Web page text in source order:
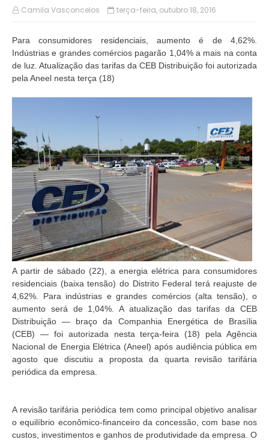
Camila Vasconcelos terça-feira, outubro 18, 2016
Para consumidores residenciais, aumento é de 4,62%.
Indústrias e grandes comércios pagarão 1,04% a mais na conta
de luz. Atualização das tarifas da CEB Distribuição foi autorizada
pela Aneel nesta terça (18)
A partir de sábado (22), a energia elétrica para consumidores
residenciais (baixa tensão) do Distrito Federal terá reajuste de
4,62%. Para indústrias e grandes comércios (alta tensão), o
aumento será de 1,04%. A atualização das tarifas da CEB
Distribuição — braço da Companhia Energética de Brasília
(CEB) — foi autorizada nesta terça-feira (18) pela Agência
Nacional de Energia Elétrica (Aneel) após audiência pública em
agosto que discutiu a proposta da quarta revisão tarifária
periódica da empresa.
A revisão tarifária periódica tem como principal objetivo analisar
o equilíbrio econômico-financeiro da concessão, com base nos
custos, investimentos e ganhos de produtividade da empresa. O